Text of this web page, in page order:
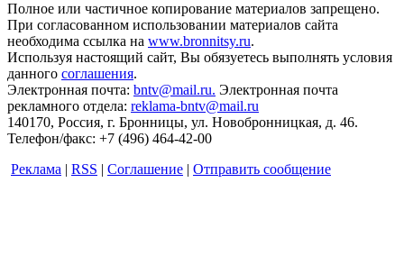
Полное или частичное копирование материалов запрещено.
При согласованном использовании материалов сайта
необходима ссылка на www.bronnitsy.ru.
Используя настоящий сайт, Вы обязуетесь выполнять условия
данного соглашения.
Электронная почта: bntv@mail.ru. Электронная почта
рекламного отдела: reklama-bntv@mail.ru
140170, Россия, г. Бронницы, ул. Новобронницкая, д. 46.
Телефон/факс: +7 (496) 464-42-00
Реклама | RSS | Соглашение | Отправить сообщение